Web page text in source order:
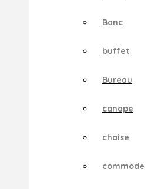
Banc
buffet
Bureau
canape
chaise
commode